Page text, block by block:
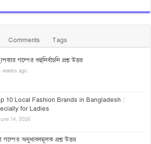
Comments Tags
গল্পের বহুনির্বাচনি প্রশ্ন উত্তর
weeks ago
10 Local Fashion Brands in Bangladesh :
for Ladies
14, 2026
গল্পের অনুধাবনমূলক প্রশ্ন উত্তর